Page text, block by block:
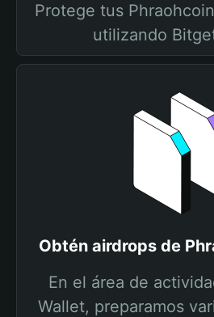
Protege tus
utilizando
Obtén airdrops de
En el área de
Wallet, preparamos